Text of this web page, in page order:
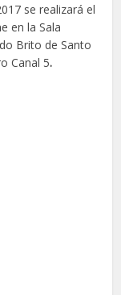
se realizará el
en la Sala
Brito de Santo
Canal 5.